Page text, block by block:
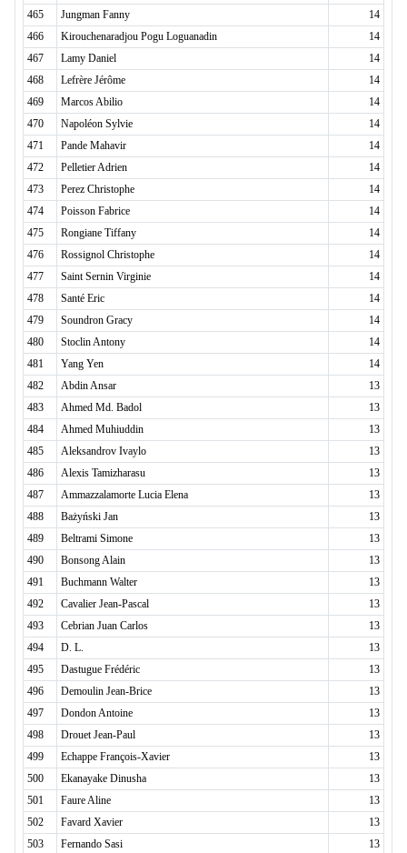
465
Jungman Fanny
14
466
Kirouchenaradjou Pogu Loguanadin
14
467
Lamy Daniel
14
468
Lefrère Jérôme
14
469
Marcos Abilio
14
470
Napoléon Sylvie
14
471
Pande Mahavir
14
472
Pelletier Adrien
14
473
Perez Christophe
14
474
Poisson Fabrice
14
475
Rongiane Tiffany
14
476
Rossignol Christophe
14
477
Saint Sernin Virginie
14
478
Santé Eric
14
479
Soundron Gracy
14
480
Stoclin Antony
14
481
Yang Yen
14
482
Abdin Ansar
13
483
Ahmed Md. Badol
13
484
Ahmed Muhiuddin
13
485
Aleksandrov Ivaylo
13
486
Alexis Tamizharasu
13
487
Ammazzalamorte Lucia Elena
13
488
Bażyński Jan
13
489
Beltrami Simone
13
490
Bonsong Alain
13
491
Buchmann Walter
13
492
Cavalier Jean-Pascal
13
493
Cebrian Juan Carlos
13
494
D. L.
13
495
Dastugue Frédéric
13
496
Demoulin Jean-Brice
13
497
Dondon Antoine
13
498
Drouet Jean-Paul
13
499
Echappe François-Xavier
13
500
Ekanayake Dinusha
13
501
Faure Aline
13
502
Favard Xavier
13
503
Fernando Sasi
13